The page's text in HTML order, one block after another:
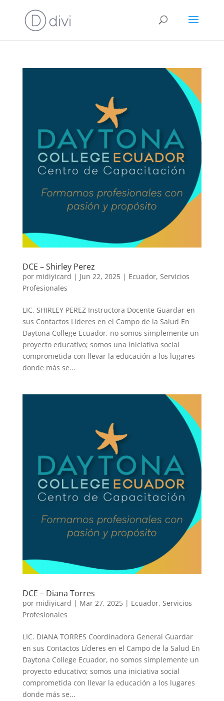
DCE – Shirley Perez
por midiyicard | Jun 22, 2025| Ecuador, Servicios
Profesionales
LIC. SHIRLEY PEREZ Instructora Docente Guardar en
sus Contactos Líderes en el Campo de la Salud En
Daytona College Ecuador, no somos simplemente un
proyecto educativo; somos una iniciativa social
comprometida con llevar la educación a los lugares
donde más se...
DCE – Diana Torres
por midiyicard | Mar 27, 2025| Ecuador, Servicios
Profesionales
LIC. DIANA TORRES Coordinadora General Guardar
en sus Contactos Líderes en el Campo de la Salud En
Daytona College Ecuador, no somos simplemente un
proyecto educativo; somos una iniciativa social
comprometida con llevar la educación a los lugares
donde más se...